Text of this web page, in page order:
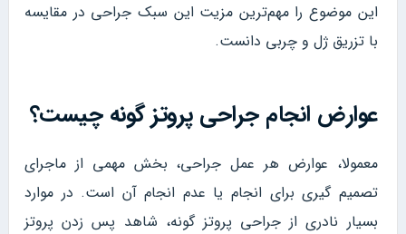
این موضوع را مهم‌ترین مزیت این سبک جراحی در مقایسه
با تزریق ژل و چربی دانست.
عوارض انجام جراحی پروتز گونه چیست؟
معمولا، عوارض هر عمل جراحی، بخش مهمی از ماجرای
تصمیم گیری برای انجام یا عدم انجام آن است. در موارد
بسیار نادری از جراحی پروتز گونه، شاهد پس زدن پروتز